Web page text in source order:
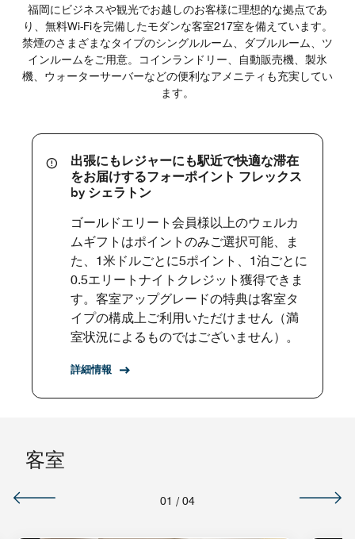
福岡にビジネスや観光でお越しのお客様に理想的な拠点であ
り、無料Wi-Fiを完備したモダンな客室217室を備えています。
禁煙のさまざまなタイプのシングルルーム、ダブルルーム、ツ
インルームをご用意。コインランドリー、自動販売機、製氷
機、ウォーターサーバーなどの便利なアメニティも充実してい
ます。
出張にもレジャーにも駅近で快適な滞在
をお届けするフォーポイント フレックス
by シェラトン
ゴールドエリート会員様以上のウェルカ
ムギフトはポイントのみご選択可能、ま
た、1米ドルごとに5ポイント、1泊ごとに
0.5エリートナイトクレジット獲得できま
す。客室アップグレードの特典は客室タ
イプの構成上ご利用いただけません（満
室状況によるものではございません）。
詳細情報
客室
01 / 04